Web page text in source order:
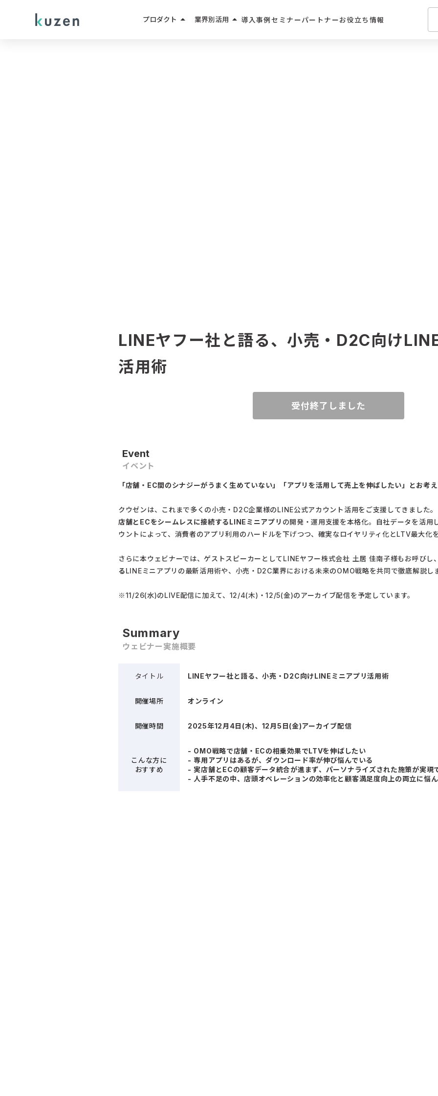
プロダクト arrow_drop_up 業界別活用 arrow_drop_up 導入事例 セミナーパートナーお役立ち情報
LINEヤフー社と語る、小売・D2C向け
活用術
受付終了しました
Event
イベント
「店舗・EC間のシナジーがうまく生めていない」「アプリを活用して売上を伸ばしたい」とお考
クウゼンは、これまで多くの小売・D2C企業様のLINE公式アカウント活用をご支援してきました。
店舗とECをシームレスに接続するLINEミニアプリ の開発・運用支援を本格化。自社データを活用
ウントによって、消費者のアプリ利用のハードルを下げつつ、確実なロイヤリティ化とLTV最大化を
さらに本ウェビナーでは、ゲストスピーカーとしてLINEヤフー株式会社 土居 佳南子様もお呼びし、
る LINEミニアプリの最新活用術や、小売・D2C業界における未来のOMO戦略を共同で徹底解説し
※11/26(水)のLIVE配信に加えて、12/4(木)・12/5(金)のアーカイブ配信を予定しています。
Summary
ウェビナー実施概要
タイトル LINEヤフー社と語る、小売・D2C向けLINEミニアプリ活用術
開催場所 オンライン
開催時間 2025年12月4日(木)、12月5日(金)アーカイブ配信
こんな方に
おすすめ
- OMO戦略で店舗・ECの相乗効果でLTVを伸ばしたい
- 専用アプリはあるが、ダウンロード率が伸び悩んでいる
- 実店舗とECの顧客データ統合が進まず、パーソナライズされた施策が実現
- 人手不足の中、店頭オペレーションの効率化と顧客満足度向上の両立に悩